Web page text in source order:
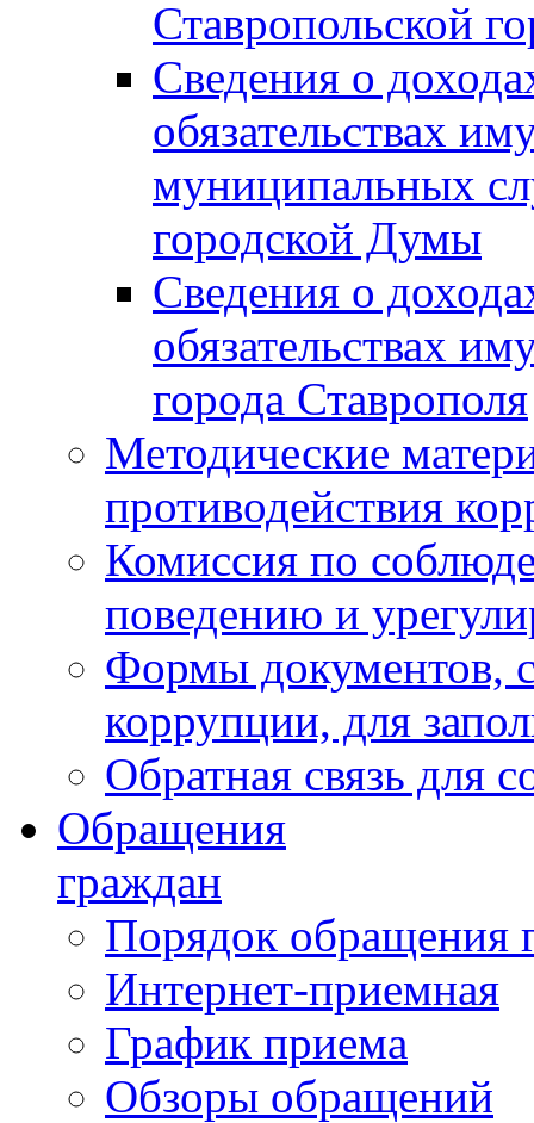
Ставропольской
Сведения о
обязательствах
муниципальных
городской Думы
Сведения о
обязательствах
города Ставрополя
Методические
противодействия
Комиссия по
поведению и
Формы документов,
коррупции, для
Обратная связь для
Обращения
граждан
Порядок обращения
Интернет-приемная
График приема
Обзоры обращений